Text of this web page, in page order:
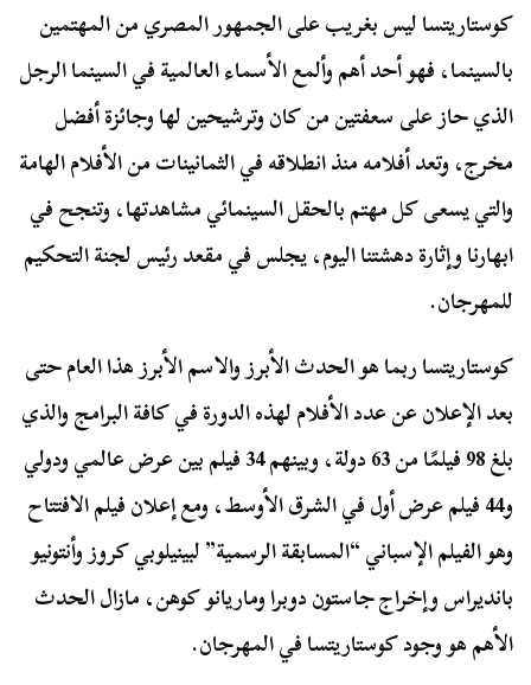
كوستاريتسا ليس بغريب على الجمهور المصري من المهتمين
بالسينما، فهو أحد أهم وألمع الأسماء العالمية في السينما الرجل
الذي حاز على سعفتين من كان وترشيحين لها وجائزة أفضل
مخرج، وتعد أفلامه منذ انطلاقه في الثمانينات من الأفلام الهامة
والتي يسعى كل مهتم بالحقل السينمائي مشاهدتها، وتنجح في
ابهارنا وإثارة دهشتنا اليوم، يجلس في مقعد رئيس لجنة التحكيم
للمهرجان.
كوستاريتسا ربما هو الحدث الأبرز والاسم الأبرز هذا العام حتى
بعد الإعلان عن عدد الأفلام لهذه الدورة في كافة البرامج والذي
بلغ 98 فيلمًا من 63 دولة، وبينهم 34 فيلم بين عرض عالمي ودولي
و44 فيلم عرض أول في الشرق الأوسط، ومع إعلان فيلم الافتتاح
وهو الفيلم الإسباني “المسابقة الرسمية” لبينيلوبي كروز وأنتونيو
بانديراس وإخراج جاستون دوبرا وماريانو كوهن، مازال الحدث
الأهم هو وجود كوستاريتسا في المهرجان.